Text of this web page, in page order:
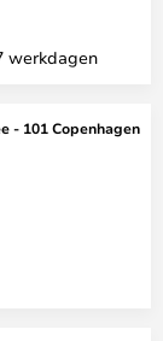
werkdagen
- 101 Copenhagen